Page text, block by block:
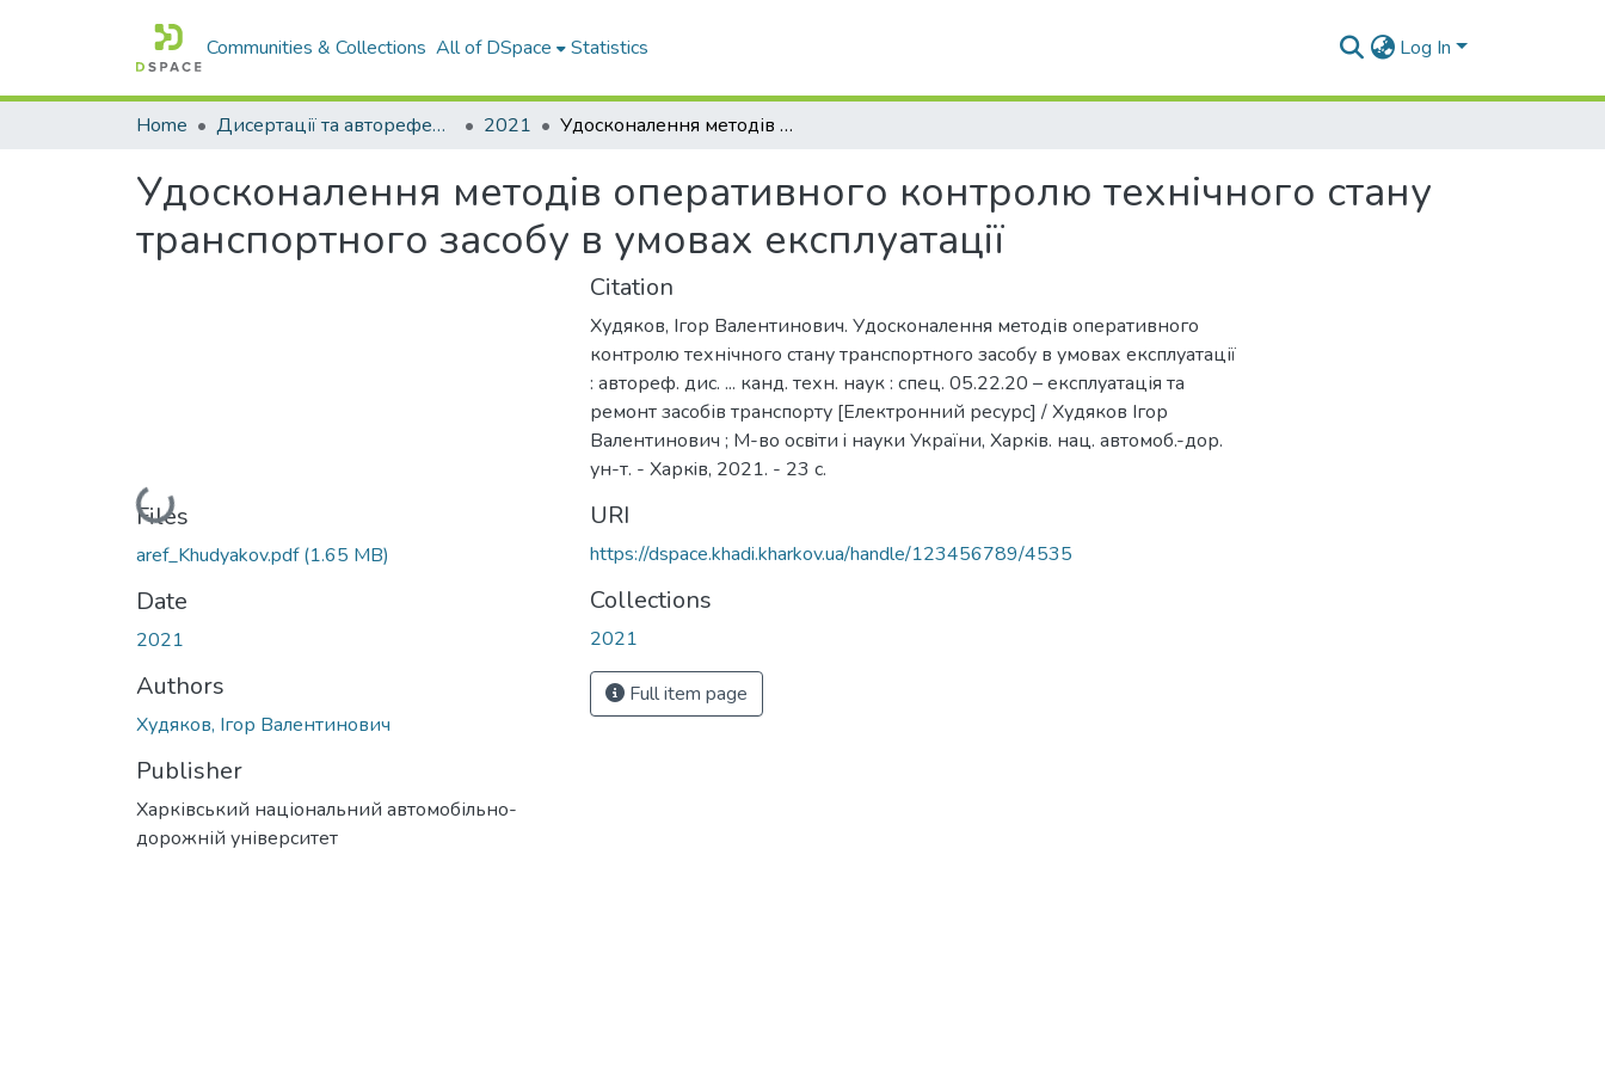
Communities & Collections All of DSpace Statistics Log In
Home Дисертації та автореферати дисертацій 2021 Удосконалення методів оперативного контролю технічного стану транспортного засобу в умовах експлуатації
Удосконалення методів оперативного контролю технічного стану
транспортного засобу в умовах експлуатації
Loading...
Files
aref_Khudyakov.pdf(1.65 MB)
Date
2021
Authors
Худяков, Ігор Валентинович
Publisher
Харківський національний автомобільно-
дорожній університет
Citation
Худяков, Ігор Валентинович. Удосконалення методів оперативного
контролю технічного стану транспортного засобу в умовах експлуатації
: автореф. дис. ... канд. техн. наук : cпец. 05.22.20 – експлуатація та
ремонт засобів транспорту [Електронний ресурс] / Худяков Ігор
Валентинович ; М-во освiти i науки України, Харкiв. нац. автомоб.-дор.
ун-т. - Харкiв, 2021. - 23 с.
URI
https://dspace.khadi.kharkov.ua/handle/123456789/4535
Collections
2021
Full item page